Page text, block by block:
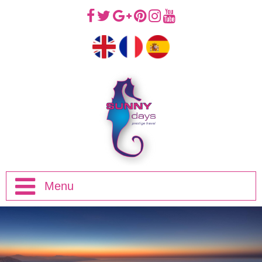
Menu
Viajes de Mediodía